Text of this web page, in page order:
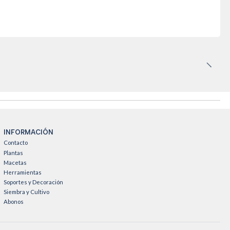
INFORMACIÓN
Contacto
Plantas
Macetas
Herramientas
Soportes y Decoración
Siembra y Cultivo
Abonos